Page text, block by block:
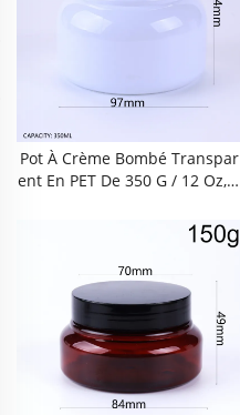
Pot À Crème Bombé Transpar
Ent En PET De 350 G / 12 Oz, À
Osmétique Vide Et Rechargea
Ble Avec Couvercle Vissé Étan
Che À L’air, Sans BPA, Étanche
Et Réutilisable Pour Crèmes P
Our Le Visage, Gommages Cor
Porels, Masques Capillaires,
Masques Argileux, Baumes Ne
Ttoyants, Usage Quotidien À L
A Maison, En Voyage, Dans Les